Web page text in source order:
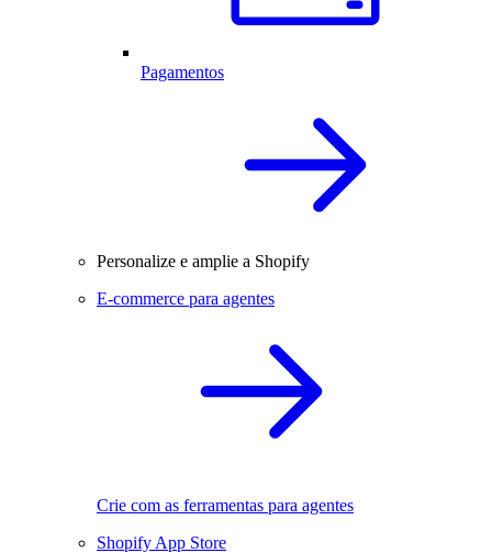
Pagamentos
Personalize e amplie a Shopify
E-commerce para agentes
Crie com as ferramentas para agentes
Shopify App Store